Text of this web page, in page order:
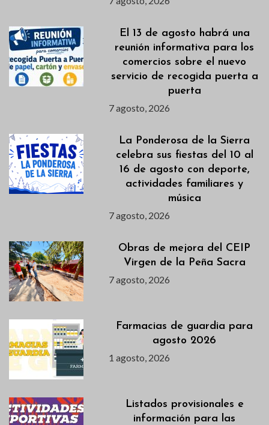
El 13 de agosto habrá una
reunión informativa para los
comercios sobre el nuevo
servicio de recogida puerta a
puerta
7 agosto, 2026
La Ponderosa de la Sierra
celebra sus fiestas del 10 al
16 de agosto con deporte,
actividades familiares y
música
7 agosto, 2026
Obras de mejora del CEIP
Virgen de la Peña Sacra
7 agosto, 2026
Farmacias de guardia para
agosto 2026
1 agosto, 2026
Listados provisionales e
información para las